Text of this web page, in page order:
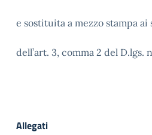
e sostituita a mezzo stampa
dell’art. 3, comma 2 del D.lgs.
Allegati